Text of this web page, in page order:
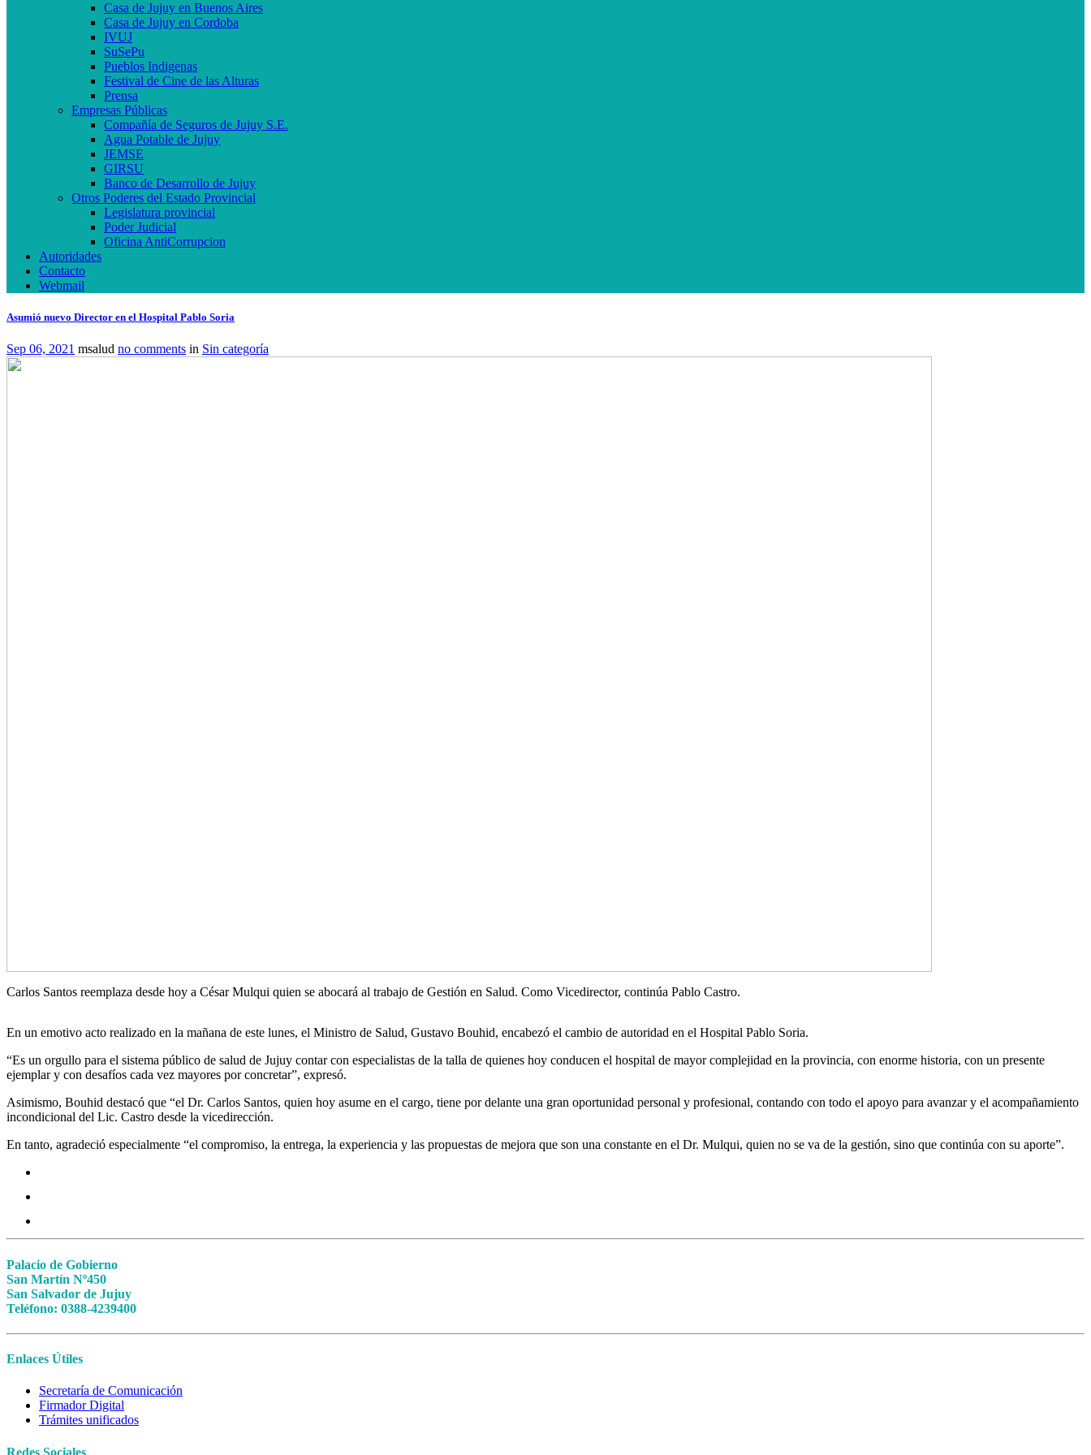
Casa de Jujuy en Buenos Aires
Casa de Jujuy en Cordoba
IVUJ
SuSePu
Pueblos Indigenas
Festival de Cine de las Alturas
Prensa
Empresas Públicas
Compañía de Seguros de Jujuy S.E.
Agua Potable de Jujuy
JEMSE
GIRSU
Banco de Desarrollo de Jujuy
Otros Poderes del Estado Provincial
Legislatura provincial
Poder Judicial
Oficina AntiCorrupcion
Autoridades
Contacto
Webmail
Asumió nuevo Director en el Hospital Pablo Soria
Sep 06, 2021 msalud no comments in Sin categoría
Carlos Santos reemplaza desde hoy a César Mulqui quien se abocará al trabajo de Gestión en Salud. Como Vicedirector, continúa Pablo Castro.
En un emotivo acto realizado en la mañana de este lunes, el Ministro de Salud, Gustavo Bouhid, encabezó el cambio de autoridad en el Hospital Pablo Soria.
“Es un orgullo para el sistema público de salud de Jujuy contar con especialistas de la talla de quienes hoy conducen el hospital de mayor complejidad en la provincia, con enorme historia, con un presente
ejemplar y con desafíos cada vez mayores por concretar”, expresó.
Asimismo, Bouhid destacó que “el Dr. Carlos Santos, quien hoy asume en el cargo, tiene por delante una gran oportunidad personal y profesional, contando con todo el apoyo para avanzar y el acompañamiento
incondicional del Lic. Castro desde la vicedirección.
En tanto, agradeció especialmente “el compromiso, la entrega, la experiencia y las propuestas de mejora que son una constante en el Dr. Mulqui, quien no se va de la gestión, sino que continúa con su aporte”.
Palacio de Gobierno
San Martín Nº450
San Salvador de Jujuy
Teléfono: 0388-4239400
Enlaces Útiles
Secretaría de Comunicación
Firmador Digital
Trámites unificados
Redes Sociales